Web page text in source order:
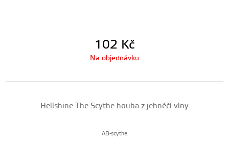
102 Kč
Na objednávku
Hellshine The Scythe houba z jehněčí vlny
AB-scythe